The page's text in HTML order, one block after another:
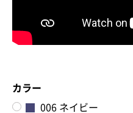
カラー
006 ネイビー